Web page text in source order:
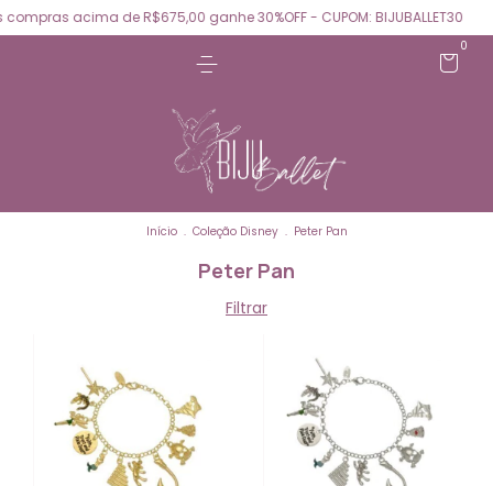
acima de R$675,00 ganhe 30%OFF - CUPOM: BIJUBALLET30
0
Início . Coleção Disney . Peter Pan
Peter Pan
Filtrar